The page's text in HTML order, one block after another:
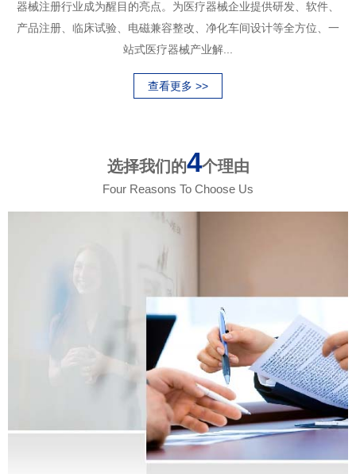
器械注册行业成为醒目的亮点。为医疗器械企业提供研发、软件、
产品注册、临床试验、电磁兼容整改、净化车间设计等全方位、一
站式医疗器械产业解...
查看更多 >>
选择我们的4个理由
Four Reasons To Choose Us